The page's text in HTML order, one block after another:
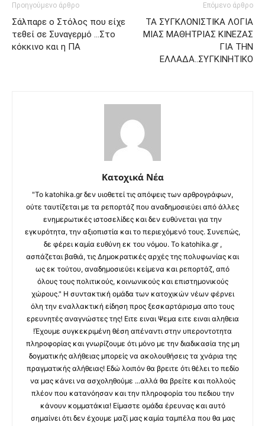
Προηγούμενο άρθρο
Σάλπαρε ο Στόλος που είχε
τεθεί σε Συναγερμό …Στο
κόκκινο και η ΠΑ
Επόμενο άρθρο
ΤΑ ΣΥΓΚΛΟΝΙΣΤΙΚΑ ΛΟΓΙΑ
ΜΙΑΣ ΜΑΘΗΤΡΙΑΣ ΚΙΝΕΖΑΣ
ΓΙΑ ΤΗΝ
ΕΛΛΑΔΑ..ΣΥΓΚΙΝΗΤΙΚΟ
Κατοχικά Νέα
"Το katohika.gr δεν υιοθετεί τις απόψεις των αρθρογράφων,
ούτε ταυτίζεται με τα ρεπορτάζ που αναδημοσιεύει από άλλες
ενημερωτικές ιστοσελίδες και δεν ευθύνεται για την
εγκυρότητα, την αξιοπιστία και το περιεχόμενό τους. Συνεπώς,
δε φέρει καμία ευθύνη εκ του νόμου. Το katohika.gr ,
ασπάζεται βαθιά, τις Δημοκρατικές αρχές της πολυφωνίας και
ως εκ τούτου, αναδημοσιεύει κείμενα και ρεπορτάζ, από
όλους τους πολιτικούς, κοινωνικούς και επιστημονικούς
χώρους." Η συντακτική ομάδα των κατοχικών νέων φέρνει
όλη την εναλλακτική είδηση προς ξεσκαρτάρισμα απο τους
ερευνητές αναγνώστες της! Ειτε ειναι Ψεμα ειτε ειναι αληθεια
!Έχουμε συγκεκριμένη θέση απέναντι στην υπεροντοτητα
πληροφορίας και γνωρίζουμε ότι μόνο με την διαδικασία της μη
δογματικής αλήθειας μπορείς να ακολουθήσεις τα χνάρια της
πραγματικής αλήθειας! Εδώ λοιπόν θα βρειτε ότι θέλει το πεδίο
να μας κάνει να ασχοληθούμε ...αλλά θα βρείτε και πολλούς
πλέον που κατανόησαν και την πληροφορία του πεδιου την
κάνουν κομματάκια! Είμαστε ομάδα έρευνας και αυτό
σημαίνει ότι δεν έχουμε μαζί μας καμία ταμπέλα που θα μας